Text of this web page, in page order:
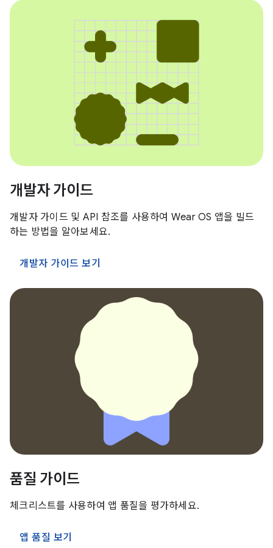
개발자 가이드
개발자 가이드 및 API 참조를 사용하여 Wear OS 앱을 빌드
하는 방법을 알아보세요.
개발자 가이드 보기
품질 가이드
체크리스트를 사용하여 앱 품질을 평가하세요.
앱 품질 보기